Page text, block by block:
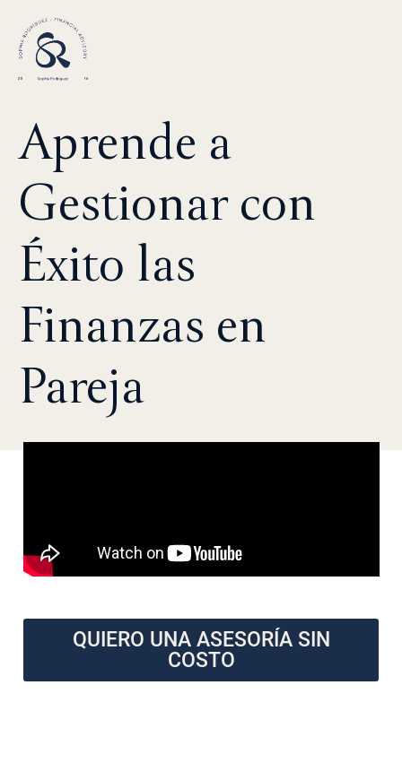
Aprende a
Gestionar con
Éxito las
Finanzas en
Pareja
QUIERO UNA ASESORÍA SIN
COSTO